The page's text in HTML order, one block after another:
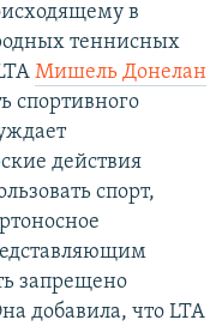
в
теннисных
Мишель Донелан
спортивного
действия
спорт,
запрещено
добавила, что LTA